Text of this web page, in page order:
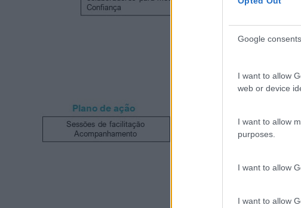
Google consents
I want to allow
web or device
I want to allow
purposes.
I want to allow
I want to allow